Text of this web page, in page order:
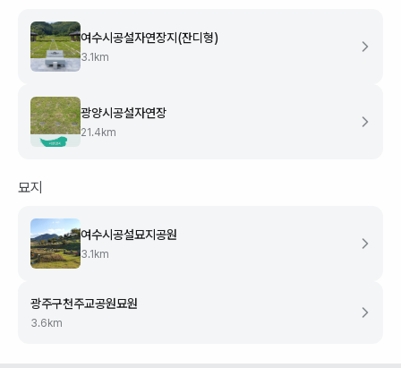
여수시공설자연장지(잔디형)
3.1 km
광양시공설자연장
21.4 km
묘지
여수시공설묘지공원
3.1 km
광주구천주교공원묘원
3.6 km